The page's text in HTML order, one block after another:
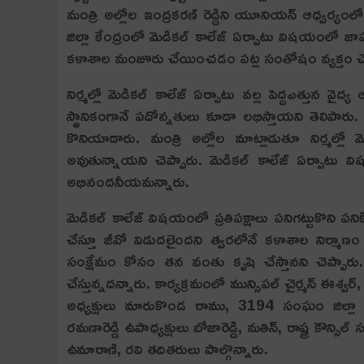
మంత్రి అల్లోల ఇంద్రకరణ్ రెడ్డిని యూనియ‌న్
జిల్లా కేంద్రంలో మెడికల్ కాలేజ్ ఏర్పాటు విషయంలో
కళాశాల మంజూరు చేయించడం పట్ల సంతోషం వ్య‌క్తం
నిర్మల్లో మెడికల్ కాలేజ్ ఏర్పాటు వల్ల పెద్దఎత్తున
స్థానికంగానే పదోన్నతులు కూడా లభిస్తాయని
కొనియాడారు. మంత్రి అల్లోల మాట్లాడుతూ
అవుతున్నాయని చెప్పారు. మెడికల్ కాలేజ్
అభినందనీయమన్నారు.
మెడికల్ కాలేజ్ విషయంలో ప్రతిపక్షాలు పనిగట్టుకొని
చేస్తూ జీవో విడుదలైందని త్వరలోనే కళాశాల
సంక్షేమం కోసం తన వంతు కృషి చేస్తానని చెప్పారు.
చేస్తున్నదన్నారు. కార్యక్రమంలో మున్సిపల్ చైర్మన్
అధ్యక్షులు మారుకొండ రాము, 3194 సంఘం
రమణారెడ్డి ఉపాధ్యక్షులు బోజారెడ్డి, మతిన్, రాష్ట్ర కౌన్సిల్
ఉమారాణి, రవి తదితరులు పాల్గొన్నారు.